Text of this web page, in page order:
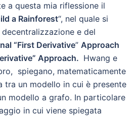
a questa mia riflessione il
a Rainforest“, nel quale si
e del
“First Derivative” Approach
Approach. Hwang e
spiegano, matematicamente
tra un modello in cui è presente
modello a grafo. In particolare
in cui viene spiegata